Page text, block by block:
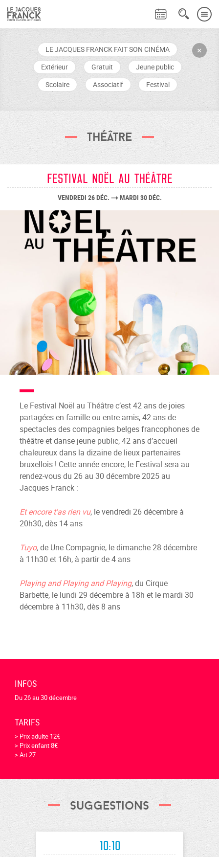
+
LE JACQUES FRANCK FAIT SON CINÉMA
Extérieur
Gratuit
Jeune public
Scolaire
Associatif Festival
Théâtre
FESTIVAL NOËL AU THÉÂTRE
VENDREDI 26 DÉC. MARDI 30 DÉC.
Le Festival Noël au Théâtre c’est 42 ans de joies
partagées en famille ou entre amis, 42 ans de
spectacles des compagnies belges francophones de
théâtre et danse jeune public, 42 ans d’accueil
chaleureux dans la dizaine de lieux partenaires
bruxellois ! Cette année encore, le Festival sera au
rendez-vous du 26 au 30 décembre 2025 au
Jacques Franck :
Et encore t'as rien vu, le vendredi 26 décembre à
20h30, dès 14 ans
Tuyo,de Une Compagnie, le dimanche 28 décembre
à 11h30 et 16h, à partir de 4 ans
Playing and Playing and Playing, du Cirque
Barbette, le lundi 29 décembre à 18h et le mardi 30
décembre à 11h30, dès 8 ans
INFOS
Du 26 au 30 décembre
TARIFS
> Prix adulte 12€
> Prix enfant 8€
> Art 27
Suggestions
10:10